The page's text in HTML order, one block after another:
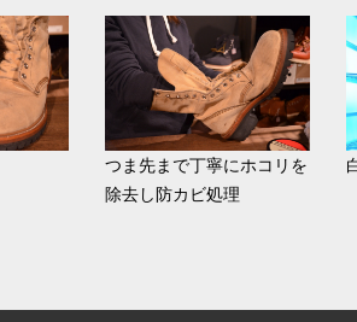
つま先まで丁寧にホコリを
除去し防カビ処理